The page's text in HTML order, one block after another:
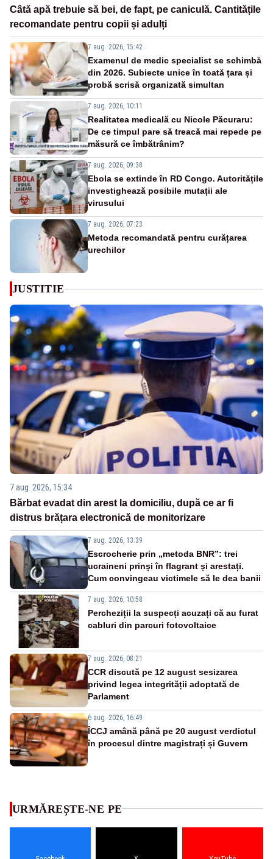
Câtă apă trebuie să bei, de fapt, pe caniculă. Cantitățile
recomandate pentru copii și adulți
7 aug. 2026, 15:42
Examenul de medic specialist se schimbă
din 2026. Subiecte unice în toată țara și
probă scrisă organizată simultan
7 aug. 2026, 10:11
Realitatea medicală cu Nicole Păcuraru:
De ce timpul pare să treacă mai repede pe
măsură ce îmbătrânim?
7 aug. 2026, 09:38
Ebola se extinde în RD Congo. Autoritățile
investighează posibile mutații ale
virusului
7 aug. 2026, 07:23
Metoda recomandată pentru curățarea
urechilor
JUSTITIE
7 aug. 2026, 15:34
Bărbat evadat din arest la domiciliu, după ce ar fi
distrus brățara electronică de monitorizare
7 aug. 2026, 13:39
Escrocherie prin „metoda BNR”: trei
ucraineni prinși în flagrant și arestați.
Cum convingeau victimele să le dea banii
7 aug. 2026, 10:58
Percheziții la suspecți acuzați că au furat
cabluri din parcuri fotovoltaice
7 aug. 2026, 08:21
CCR discută pe 12 august sesizarea
privind legea integrității adoptată de
Parlament
6 aug. 2026, 16:49
ÎCCJ amână până pe 20 august verdictul
în procesul dintre magistrați și Guvern
URMĂREȘTE-NE PE